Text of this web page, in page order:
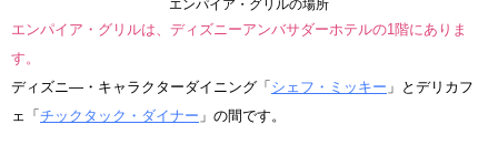
エンパイア・グリルの場所
エンパイア・グリルは、ディズニーアンバサダーホテルの1階にありま
す。
ディズニ―・キャラクターダイニング「 シェフ・ミッキー 」とデリカフ
ェ「 チックタック・ダイナー 」の間です。